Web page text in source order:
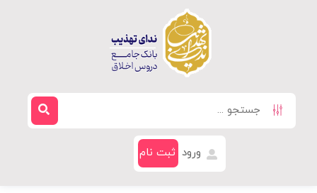
ورود ثبت نام